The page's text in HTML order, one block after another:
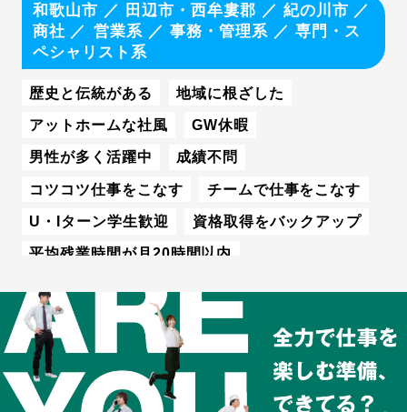
和歌山市 ／ 田辺市・西牟婁郡 ／ 紀の川市
商社
営業系 ／事務・管理系 ／専門・ス
ペシャリスト系
歴史と伝統がある 地域に根ざした
アットホームな社風 GW休暇
男性が多く活躍中 成績不問
コツコツ仕事をこなす チームで仕事をこなす
U・Iターン学生歓迎 資格取得をバックアップ
平均残業時間が月20時間以内
あなたが先輩第一号に！